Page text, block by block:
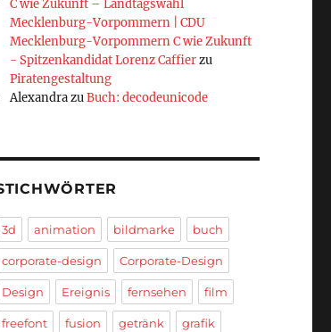
C wie Zukunft – Landtagswahl
Mecklenburg-Vorpommern | CDU
Mecklenburg-Vorpommern C wie Zukunft
- Spitzenkandidat Lorenz Caffierzu
Piratengestaltung
AlexandrazuBuch: decodeunicode
3d animation bildmarke buch
corporate-design Corporate-Design
Design Ereignis fernsehen film
freefont fusion getränk grafik